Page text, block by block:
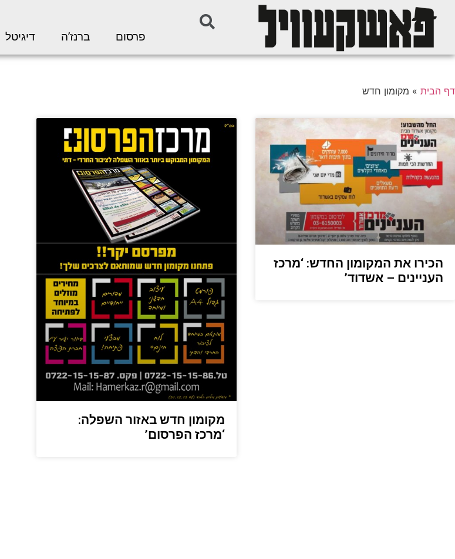
פרסום ברנז’ה דיגיטל
דף הבית » מקומון חדש
הכירו את המקומון החדש: ‘מרכז
העניינים – אשדוד’
מקומון חדש באזור השפלה:
‘מרכז הפרסום’